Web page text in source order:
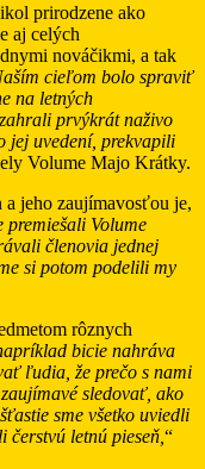
prirodzene ako
aj celých
nováčikmi, a tak
cieľom bolo spraviť
na letných
prvýkrát naživo
jej uvedení, prekvapili
Volume Majo Krátky.
jeho zaujímavosťou je,
premiešali Volume
členovia jednej
si potom podelili my
rôznych
bicie nahráva
ľudia, že prečo s nami
sledovať, ako
sme všetko uviedli
letnú pieseň, “